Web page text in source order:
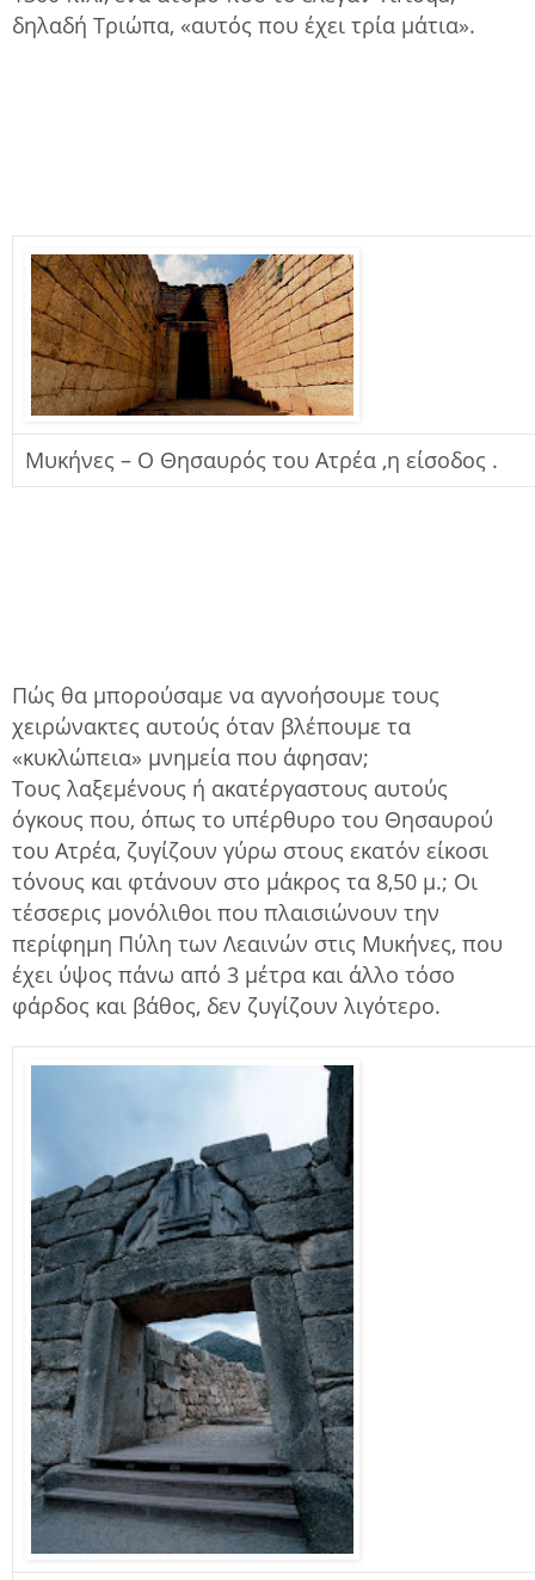
δηλαδή Τριώπα, «αυτός που έχει τρία μάτια».
Μυκήνες – Ο Θησαυρός του Ατρέα ,η είσοδος .
Πώς θα μπορούσαμε να αγνοήσουμε τους
χειρώνακτες αυτούς όταν βλέπουμε τα
«κυκλώπεια» μνημεία που άφησαν;
Τους λαξεμένους ή ακατέργαστους αυτούς
όγκους που, όπως το υπέρθυρο του Θησαυρού
του Ατρέα, ζυγίζουν γύρω στους εκατόν είκοσι
τόνους και φτάνουν στο μάκρος τα 8,50 μ.; Οι
τέσσερις μονόλιθοι που πλαισιώνουν την
περίφημη Πύλη των Λεαινών στις Μυκήνες, που
έχει ύψος πάνω από 3 μέτρα και άλλο τόσο
φάρδος και βάθος, δεν ζυγίζουν λιγότερο.